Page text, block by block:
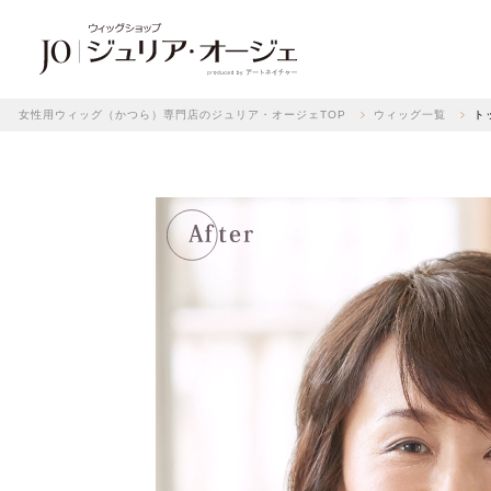
女性用ウィッグ（かつら）専門店のジュリア・オージェTOP ウィッグ一覧 ト